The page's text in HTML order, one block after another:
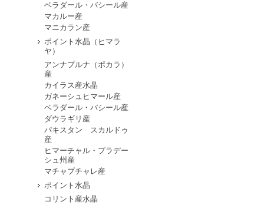
ベラダール・バシール産
マカルー産
マニカラン産
ポイント水晶（ヒマラ
ヤ）
アンナプルナ（ポカラ）
産
カイラス産水晶
ガネーシュヒマール産
ベラダール・バシール産
ダウラギリ産
パキスタン スカルドゥ
産
ヒマーチャル・プラデー
シュ州産
マチャプチャレ産
ポイント水晶
コリント産水晶